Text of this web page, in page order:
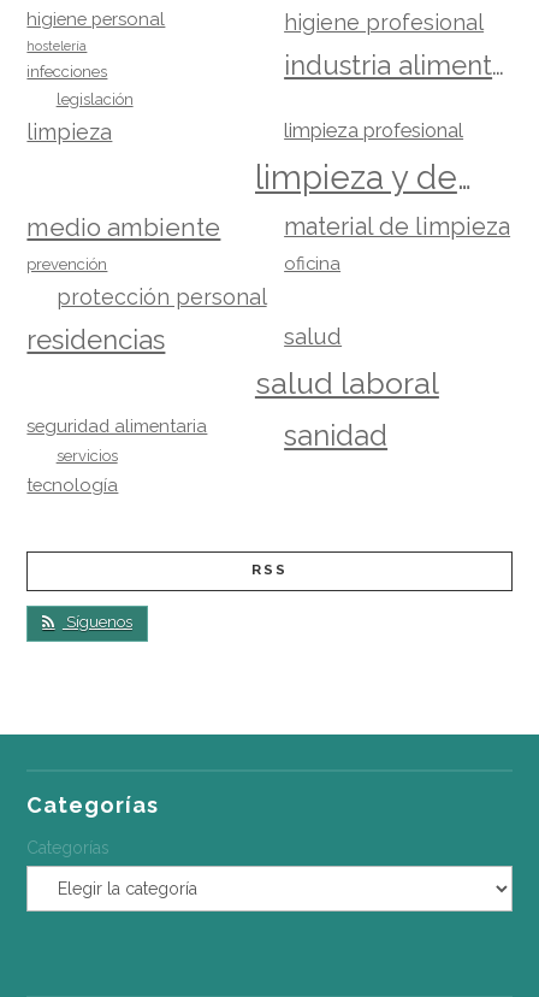
higiene personal higiene profesional
hostelería
industria alimentaria
infecciones
legislación
limpieza limpieza profesional
limpieza y desinfección
material de limpieza
medio ambiente
oficina
prevención
protección personal
residencias salud
salud laboral
sanidad
seguridad alimentaria
servicios
tecnología
RSS
Síguenos
Categorías
Categorías